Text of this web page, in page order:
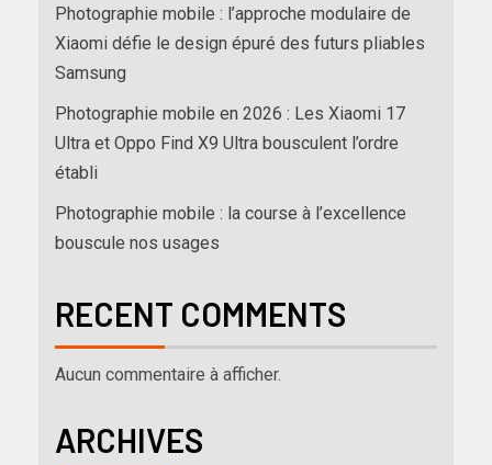
Photographie mobile : l’approche modulaire de
Xiaomi défie le design épuré des futurs pliables
Samsung
Photographie mobile en 2026 : Les Xiaomi 17
Ultra et Oppo Find X9 Ultra bousculent l’ordre
établi
Photographie mobile : la course à l’excellence
bouscule nos usages
RECENT COMMENTS
Aucun commentaire à afficher.
ARCHIVES